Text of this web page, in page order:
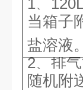
1、
当箱子
盐溶液。
2、排
随机附